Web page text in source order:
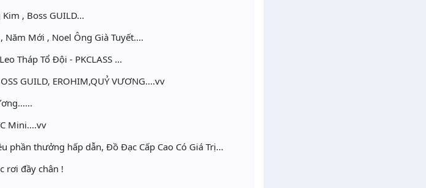
, Boss GUILD...
Mới , Noel Ông Già Tuyết....
Tháp Tổ Đội - PKCLASS ...
GUILD, EROHIM,QUỶ VƯƠNG....vv
Mini....vv
thưởng hấp dẫn, Đồ Đạc Cấp Cao Có Giá Trị...
rơi đầy chân !